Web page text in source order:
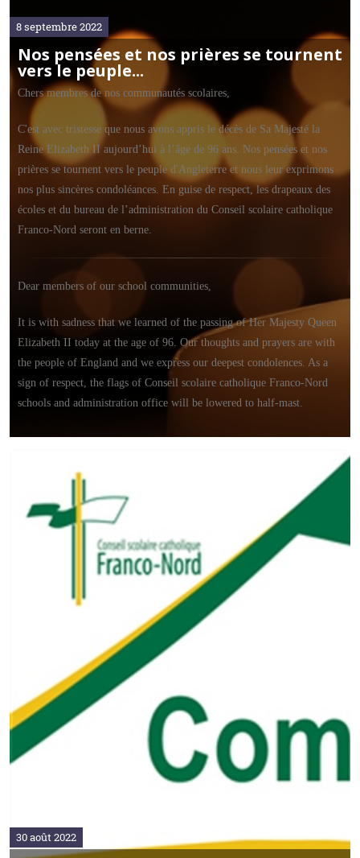
Nos pensées et nos prières se tournent
vers le peuple...
8 septembre 2022
Chers membres de nos communautés scolaires,
C'est avec tristesse que nous avons appris le décès de Sa Majesté la
Reine Elizabeth II aujourd’hui à l’âge de 96 ans. Nos pensées et nos
prières se tournent vers le peuple d'Angleterre et nous leur exprimons
nos plus sincères condoléances. En guise de respect, les drapeaux des
écoles et du bureau de l’administration du Conseil scolaire catholique
Franco-Nord seront en berne.
Dear members of our school communities,
It is with sadness that we learned of the passing of Her Majesty Queen
Elizabeth II today at the age of 96. Our thoughts and prayers are with
the people of England and we express our deepest condolences. As a
sign of respect, the flags of Conseil scolaire catholique Franco-Nord
schools and administration office will be lowered to half-mast.
30 août 2022